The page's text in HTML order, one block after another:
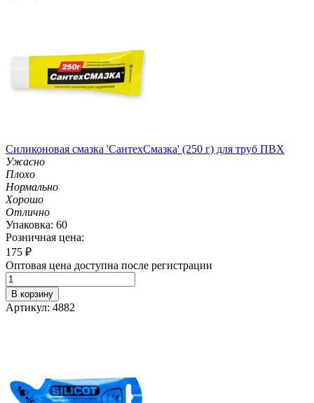
Силиконовая смазка 'СантехСмазка' (250 г) для труб ПВХ
Ужасно
Плохо
Нормально
Хорошо
Отлично
Упаковка: 60
Розничная цена:
175 ₽
Оптовая цена доступна после регистрации
В корзину
Артикул: 4882